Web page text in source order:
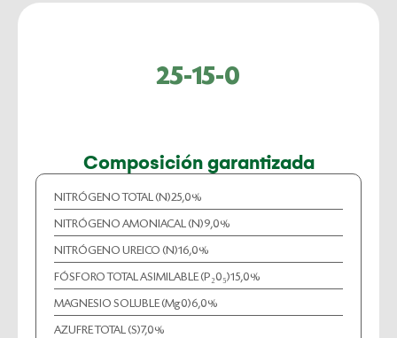
25-15-0
Composición garantizada
NITRÓGENO TOTAL (N)25,0%
NITRÓGENO AMONIACAL (N)9,0%
NITRÓGENO UREICO (N)16,0%
FÓSFORO TOTAL ASIMILABLE (P₂0₅)15,0%
MAGNESIO SOLUBLE (Mg0)6,0%
AZUFRE TOTAL (S)7,0%